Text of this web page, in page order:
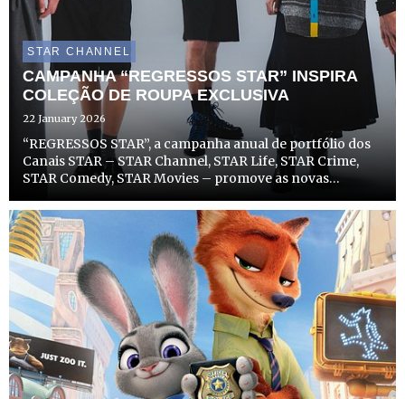
STAR CHANNEL
CAMPANHA “REGRESSOS STAR” INSPIRA
COLEÇÃO DE ROUPA EXCLUSIVA
22 January 2026
“REGRESSOS STAR”, a campanha anual de portfólio dos
Canais STAR – STAR Channel, STAR Life, STAR Crime,
STAR Comedy, STAR Movies – promove as novas
um toque de nostalgia modernizada, para mostrar que
aquilo que nos ...